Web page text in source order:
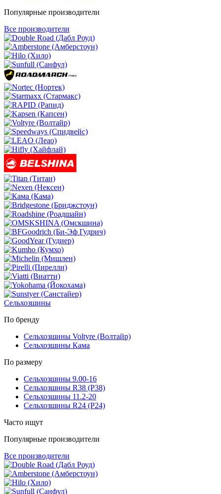
Популярные производители
Все производители
Сельхозшины
По бренду
Сельхозшины Voltyre (Волтайр)
Сельхозшины Кама
По размеру
Сельхозшины 9.00-16
Сельхозшины R38 (Р38)
Сельхозшины 11.2-20
Сельхозшины R24 (Р24)
Часто ищут
Популярные производители
Все производители